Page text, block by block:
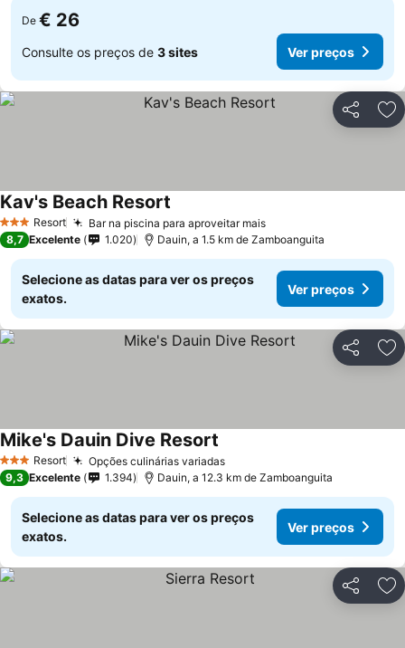
De € 26
Consulte os preços de 3 sites Ver preços
Partilhar
3 EstrelasResort Bar na piscina para aproveitar mais
Kav's Beach Resort
8,7 Excelente 1.020 Dauin, a 1.5 km de Zamboanguita
Selecione as datas para ver os preços
exatos.
Ver preços
Partilhar
3 EstrelasResort Opções culinárias variadas
Mike's Dauin Dive Resort
9,3 Excelente 1.394 Dauin, a 12.3 km de Zamboanguita
Selecione as datas para ver os preços
exatos.
Ver preços
Partilhar